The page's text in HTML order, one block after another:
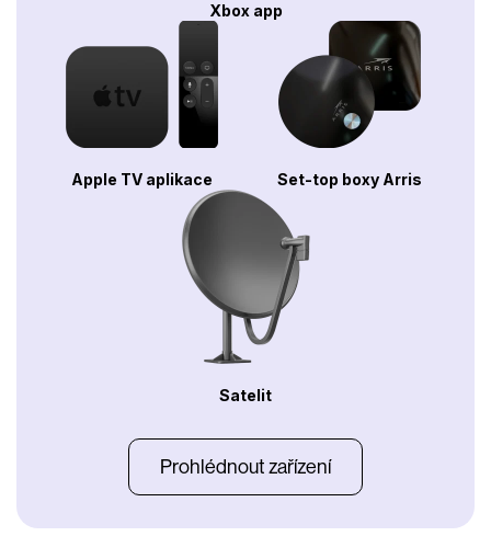
Xbox app
Apple TV aplikace Set-top boxy Arris
Satelit
Prohlédnout zařízení